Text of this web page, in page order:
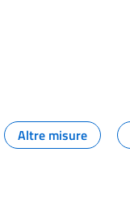
Altre misure